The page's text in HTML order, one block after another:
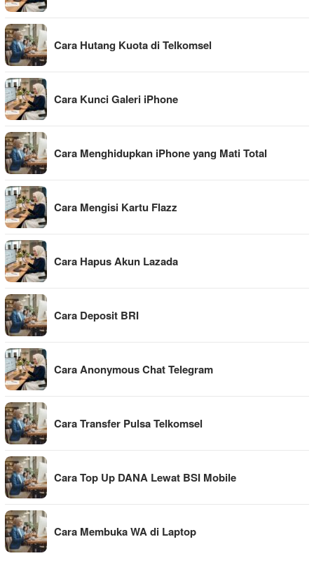
Cara Hutang Kuota di Telkomsel
Cara Kunci Galeri iPhone
Cara Menghidupkan iPhone yang Mati Total
Cara Mengisi Kartu Flazz
Cara Hapus Akun Lazada
Cara Deposit BRI
Cara Anonymous Chat Telegram
Cara Transfer Pulsa Telkomsel
Cara Top Up DANA Lewat BSI Mobile
Cara Membuka WA di Laptop